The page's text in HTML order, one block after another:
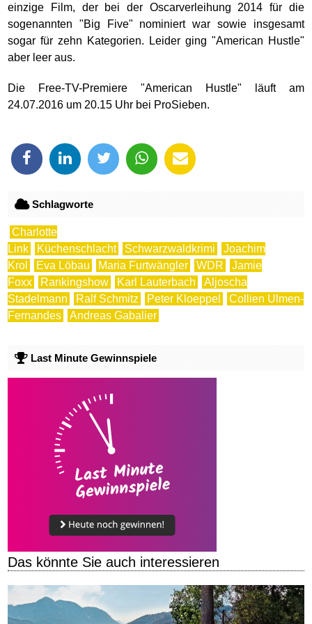
einzige Film, der bei der Oscarverleihung 2014 für die
sogenannten "Big Five" nominiert war sowie insgesamt
sogar für zehn Kategorien. Leider ging "American Hustle"
aber leer aus.
Die Free-TV-Premiere "American Hustle" läuft am
24.07.2016 um 20.15 Uhr bei ProSieben.
Schlagworte
Charlotte
Link
Küchenschlacht Schwarzwaldkrimi
Joachim
Krol
Eva Löbau Maria Furtwängler WDR
Jamie
Foxx
Rankingshow Karl Lauterbach
Aljoscha
Stadelmann
Ralf Schmitz Peter Kloeppel
Collien Ulmen-
Fernandes
Andreas Gabalier
Last Minute Gewinnspiele
Das könnte Sie auch interessieren